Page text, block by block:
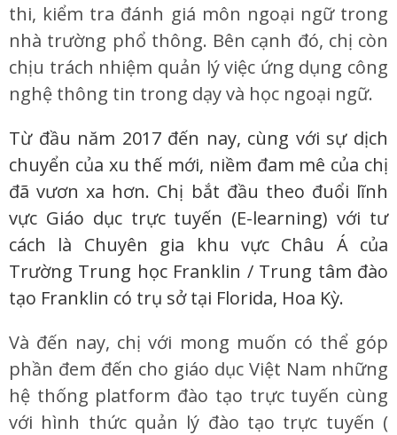
thi, kiểm tra đánh giá môn ngoại ngữ trong
nhà trường phổ thông. Bên cạnh đó, chị còn
chịu trách nhiệm quản lý việc ứng dụng công
nghệ thông tin trong dạy và học ngoại ngữ.
Từ đầu năm 2017 đến nay, cùng với sự dịch
chuyển của xu thế mới, niềm đam mê của chị
đã vươn xa hơn. Chị bắt đầu theo đuổi lĩnh
vực Giáo dục trực tuyến (E-learning) với tư
cách là Chuyên gia khu vực Châu Á của
Trường Trung học Franklin / Trung tâm đào
tạo Franklin có trụ sở tại Florida, Hoa Kỳ.
Và đến nay, chị với mong muốn có thể góp
phần đem đến cho giáo dục Việt Nam những
hệ thống platform đào tạo trực tuyến cùng
với hình thức quản lý đào tạo trực tuyến (